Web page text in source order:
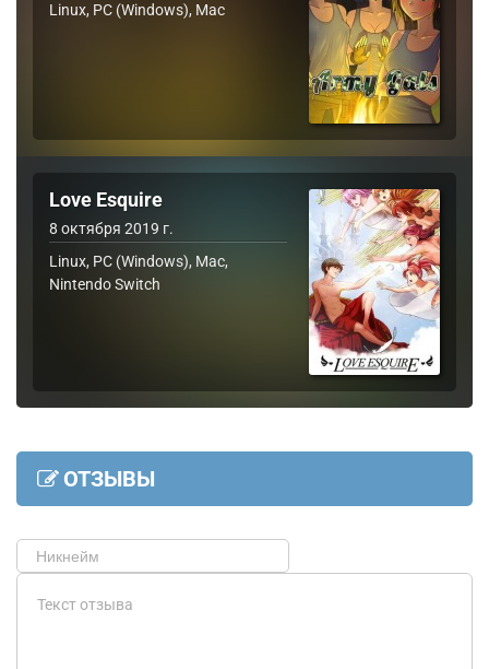
Linux, PC (Windows), Mac
Love Esquire
8 октября 2019 г.
Linux, PC (Windows), Mac,
Nintendo Switch
ОТЗЫВЫ